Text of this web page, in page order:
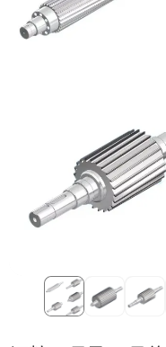
薄
PP